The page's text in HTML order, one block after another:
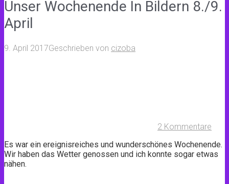
Unser Wochenende In Bildern 8./9.
April
9. April 2017Geschrieben von cizoba
2 Kommentare
Es war ein ereignisreiches und wunderschönes Wochenende.
Wir haben das Wetter genossen und ich konnte sogar etwas
nähen.